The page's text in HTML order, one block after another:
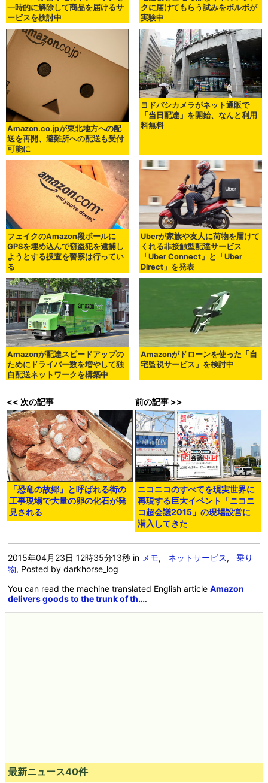
一時的に解除して商品を届けるサ
ービスを検討中
クに届けてもらう試みをボルボが
実験中
Amazon.co.jpが東北地方への配
送を再開、避難所への配送も受付
可能に
ヨドバシカメラがネット通販で
「当日配達」を開始、なんと利用
料無料
フェイクのAmazon段ボールに
GPSを埋め込んで窃盗犯を逮捕し
ようとする捜査を警察は行ってい
る
Uberが家族や友人に荷物を届けて
くれる非接触型配達サービス
「Uber Connect」と「Uber
Direct」を発表
Amazonが配達スピードアップの
ためにドライバー数を増やして独
自配送ネットワークを構築中
Amazonがドローンを使った「自
宅監視サービス」を検討中
<< 次の記事
「恐竜の故郷」と呼ばれる街の
工事現場で大量の卵の化石が発
見される
前の記事 >>
ニコニコのすべてを現実世界に
再現する巨大イベント「ニコニ
コ超会議2015」の現場設営に
潜入してきた
2015年04月23日 12時35分13秒 in メモ, ネットサービス,乗り
物, Posted by darkhorse_log
You can read the machine translated English articleAmazon
delivers goods to the trunk of th….
最新ニュース40件